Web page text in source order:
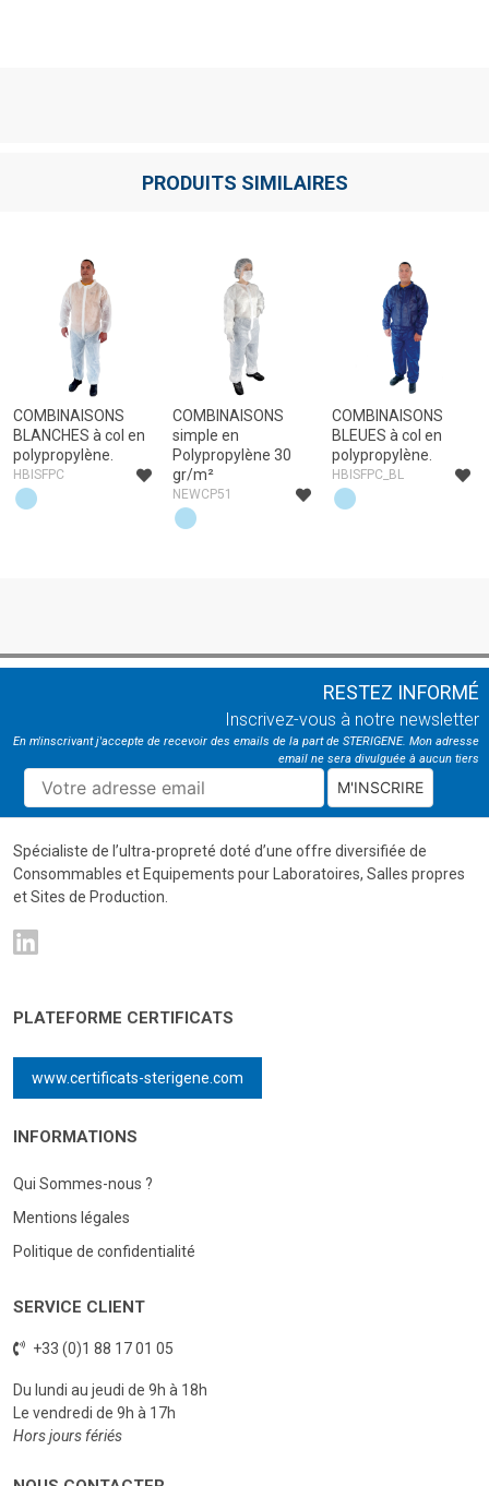
PRODUITS SIMILAIRES
COMBINAISONS
BLANCHES à col en
polypropylène.
HBISFPC
COMBINAISONS
simple en
Polypropylène 30
gr/m²
NEWCP51
COMBINAISONS
BLEUES à col en
polypropylène.
HBISFPC_BL
RESTEZ INFORMÉ
Inscrivez-vous à notre newsletter
En m'inscrivant j'accepte de recevoir des emails de la part de STERIGENE. Mon adresse
email ne sera divulguée à aucun tiers
M'INSCRIRE
Spécialiste de l’ultra-propreté doté d’une offre diversifiée de
Consommables et Equipements pour Laboratoires, Salles propres
et Sites de Production.
PLATEFORME CERTIFICATS
www.certificats-sterigene.com
INFORMATIONS
Qui Sommes-nous ?
Mentions légales
Politique de confidentialité
SERVICE CLIENT
+33 (0)1 88 17 01 05
Du lundi au jeudi de 9h à 18h
Le vendredi de 9h à 17h
Hors jours fériés